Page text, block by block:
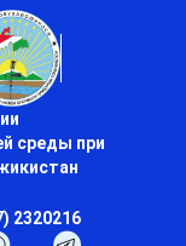
среды при
2320216